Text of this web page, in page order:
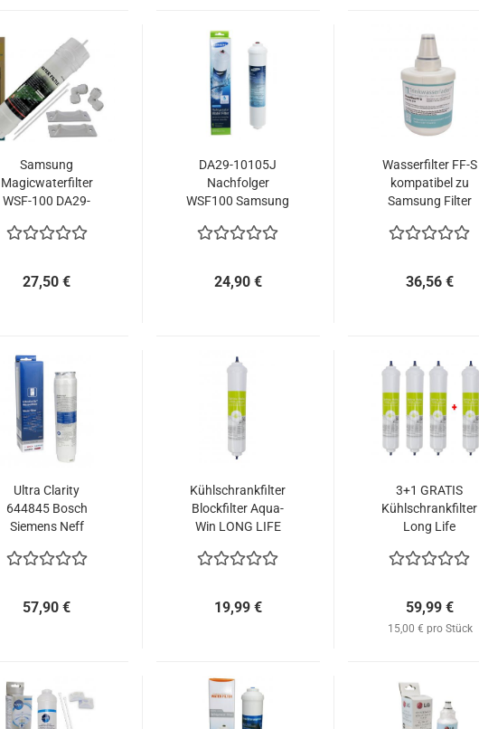
Samsung
Magicwaterfilter
WSF-100 DA29-
27,50 €
DA29-10105J
Nachfolger
WSF100 Samsung
24,90 €
Wasserfilter FF-S
kompatibel zu
Samsung Filter
36,56 €
Ultra Clarity
644845 Bosch
Siemens Neff
57,90 €
Kühlschrankfilter
Blockfilter Aqua-
Win LONG LIFE
19,99 €
3+1 GRATIS
Kühlschrankfilter
Long Life
6mm
59,99 €
15,00 € pro Stück